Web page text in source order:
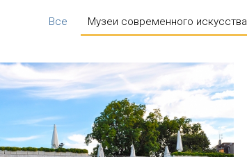
Все Музеи современного искусства